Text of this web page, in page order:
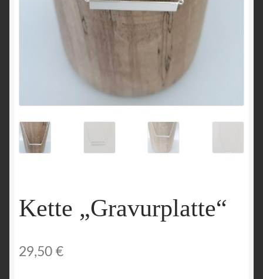
Kette „Gravurplatte“
29,50 €